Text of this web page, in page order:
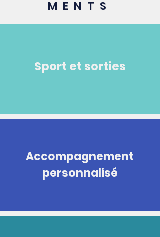
MENTS
Sport et sorties
Accompagnement
personnalisé